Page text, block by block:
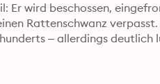
Er wird beschossen,
Rattenschwanz
– allerdings deutlich